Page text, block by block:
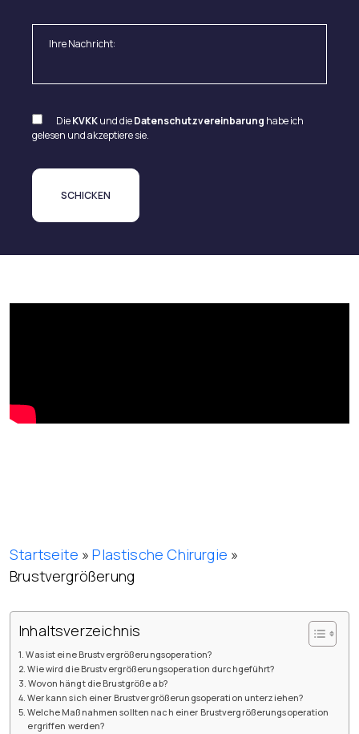
DieKVKKund dieDatenschutzvereinbarung habe ich
gelesen und akzeptiere sie.
Startseite »Plastische Chirurgie »
Brustvergrößerung
Inhaltsverzeichnis
Was ist eine Brustvergrößerungsoperation?
Wie wird die Brustvergrößerungsoperation durchgeführt?
Wovon hängt die Brustgröße ab?
Wer kann sich einer Brustvergrößerungsoperation unterziehen?
Welche Maßnahmen sollten nach einer Brustvergrößerungsoperation
ergriffen werden?